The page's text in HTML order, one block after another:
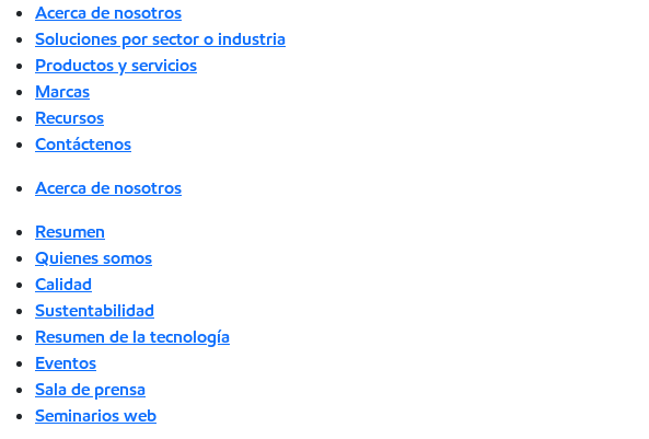
Acerca de nosotros
Soluciones por sector o industria
Productos y servicios
Marcas
Recursos
Contáctenos
Acerca de nosotros
Resumen
Quienes somos
Calidad
Sustentabilidad
Resumen de la tecnología
Eventos
Sala de prensa
Seminarios web